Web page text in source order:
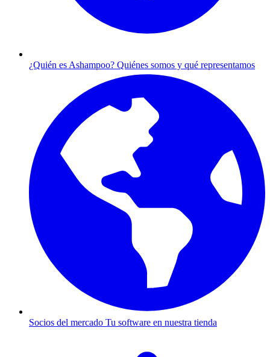
¿Quién es Ashampoo? Quiénes somos y qué representamos
Socios del mercado Tu software en nuestra tienda